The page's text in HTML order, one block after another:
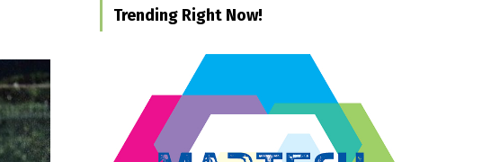
Trending Right Now!